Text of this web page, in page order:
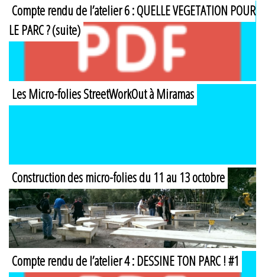
Compte rendu de l’atelier 6 : QUELLE VEGETATION POUR
LE PARC ? (suite)
Les Micro-folies StreetWorkOut à Miramas
Construction des micro-folies du 11 au 13 octobre
Compte rendu de l’atelier 4 : DESSINE TON PARC ! #1